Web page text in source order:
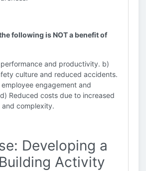
following is NOT a benefit of
and productivity. b)
culture and reduced accidents.
engagement and
Reduced costs due to increased
complexity.
Developing a
Activity